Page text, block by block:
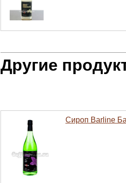
Другие
Сироп Barline